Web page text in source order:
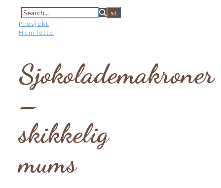
Prosjekt
Henriette
Sjokolademakroner
–
skikkelig
mums